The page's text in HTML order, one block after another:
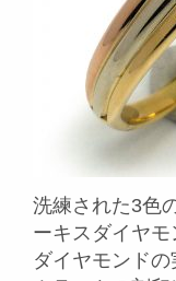
洗練された3色
ーキスダイヤモ
ダイヤモンドの